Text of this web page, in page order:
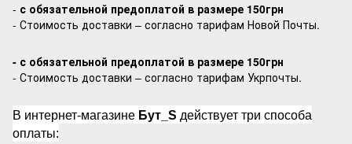
- с обязательной предоплатой в размере 150грн
- Стоимость доставки – согласно тарифам Новой Почты.
- с обязательной предоплатой в размере 150грн
- Стоимость доставки – согласно тарифам Укрпочты.
В интернет-магазине Бут_S действует три способа
оплаты: